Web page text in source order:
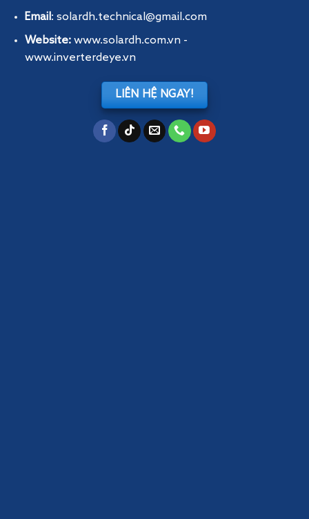
Email : solardh.technical@gmail.com
Website: www.solardh.com.vn-
www.inverterdeye.vn
LIÊN HỆ NGAY!